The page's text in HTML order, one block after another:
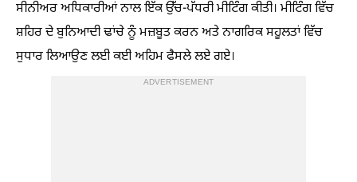
ਸੀਨੀਅਰ ਅਧਿਕਾਰੀਆਂ ਨਾਲ ਇੱਕ ਉੱਚ-ਪੱਧਰੀ ਮੀਟਿੰਗ ਕੀਤੀ। ਮੀਟਿੰਗ ਵਿੱਚ
ਸ਼ਹਿਰ ਦੇ ਬੁਨਿਆਦੀ ਢਾਂਚੇ ਨੂੰ ਮਜ਼ਬੂਤ ਕਰਨ ਅਤੇ ਨਾਗਰਿਕ ਸਹੂਲਤਾਂ ਵਿੱਚ
ਸੁਧਾਰ ਲਿਆਉਣ ਲਈ ਕਈ ਅਹਿਮ ਫੈਸਲੇ ਲਏ ਗਏ।
ADVERTISEMENT